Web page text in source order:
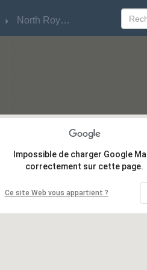
North Royalton
Impossible de charger Google
correctement sur cette page.
Ce site Web vous appartient ?
Impossible de charger Google
correctement sur cette page.
Ce site Web vous appartient ?
North Royalton